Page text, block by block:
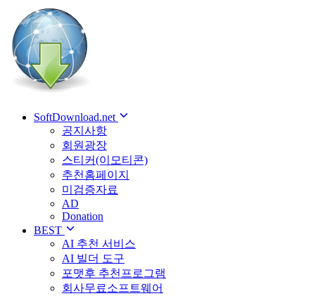
SoftDownload.net
공지사항
회원광장
스티커(이모티콘)
추천홈페이지
미검증자료
AD
Donation
BEST
AI 추천 서비스
AI 빌더 도구
포맷후 추천프로그램
회사무료소프트웨어